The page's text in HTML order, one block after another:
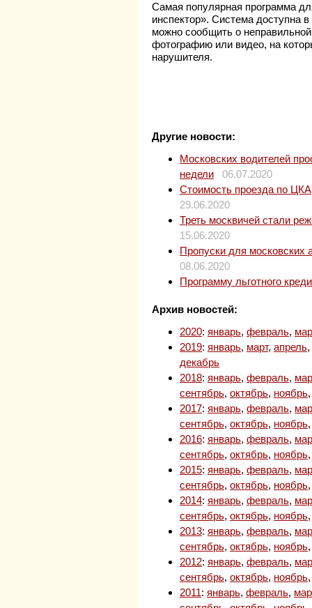
Самая популярная программа
инспектор». Система доступна
можно сообщить о
фотографию или видео, на
нарушителя.
Другие новости:
Московских водителей
недели
06.07.2020
Стоимость проезда по
29.06.2020
Треть москвичей стали
15.06.2020
Пропуски для московских
08.06.2020
Программу льготного
Архив новостей:
2020: январь, февраль,
2019: январь, март, апрель,
декабрь
2018: январь, февраль,
сентябрь, октябрь, ноябрь
2017: январь, февраль,
сентябрь, октябрь, ноябрь
2016: январь, февраль,
сентябрь, октябрь, ноябрь
2015: январь, февраль,
сентябрь, октябрь, ноябрь
2014: январь, февраль,
сентябрь, октябрь, ноябрь
2013: январь, февраль,
сентябрь, октябрь, ноябрь
2012: январь, февраль,
сентябрь, октябрь, ноябрь
2011: январь, февраль,